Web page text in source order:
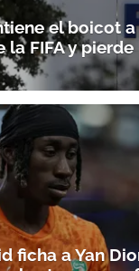
el boicot
la FIFA y
ficha a Yan